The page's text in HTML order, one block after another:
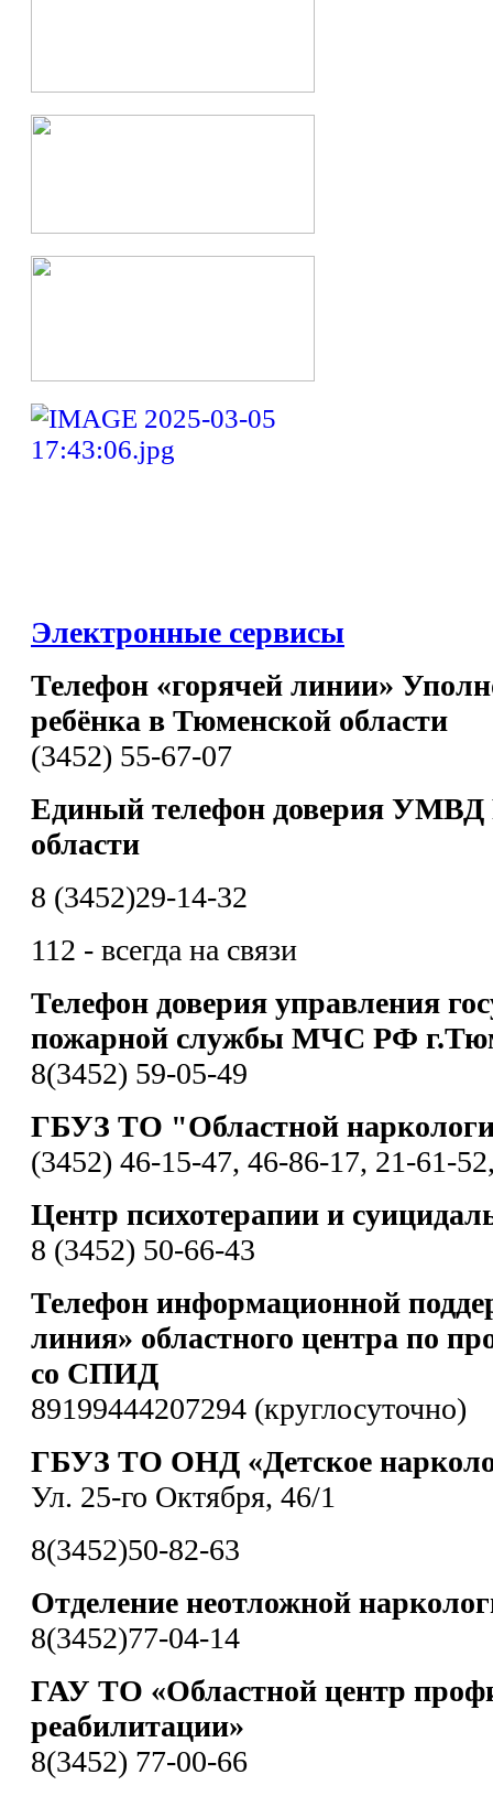
Электронные сервисы
Телефон «горячей линии»
ребёнка в Тюменской области
(3452) 55-67-07
Единый телефон доверия УМВД
области
8 (3452)29-14-32
112 - всегда на связи
Телефон доверия управления
пожарной службы МЧС РФ
8(3452) 59-05-49
ГБУЗ ТО "Областной
(3452) 46-15-47, 46-86-17, 21-61-
Центр психотерапии и
8 (3452) 50-66-43
Телефон информационной
линия» областного центра по
со СПИД
89199444207294 (круглосуточно)
ГБУЗ ТО ОНД «Детское
Ул. 25-го Октября, 46/1
8(3452)50-82-63
Отделение неотложной
8(3452)77-04-14
ГАУ ТО «Областной центр
реабилитации»
8(3452) 77-00-66